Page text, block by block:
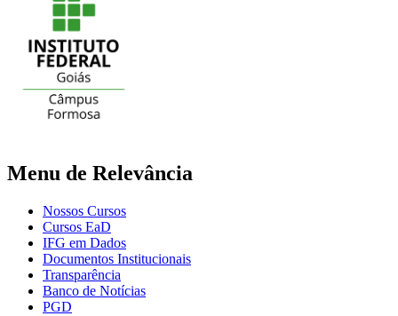
Menu de Relevância
Nossos Cursos
Cursos EaD
IFG em Dados
Documentos Institucionais
Transparência
Banco de Notícias
PGD